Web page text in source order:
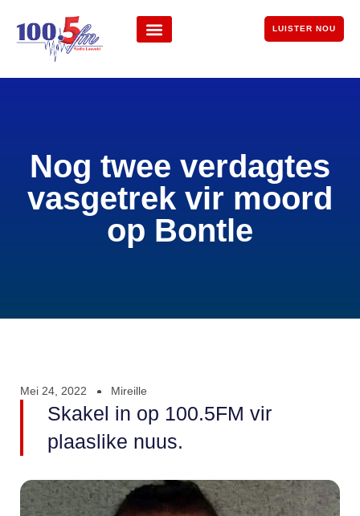
LUISTER NOU
Nog twee verdagtes
vasgetrek vir moord
op Bontle
Mei 24, 2022 Mireille
Skakel in op 100.5FM vir
plaaslike nuus.